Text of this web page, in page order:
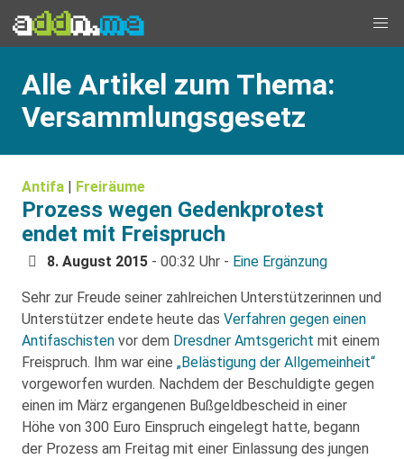
Alle Artikel zum Thema:
Versammlungsgesetz
Antifa | Freiräume
Prozess wegen Gedenkprotest
endet mit Freispruch
8. August 2015 - 00:32 Uhr - Eine Ergänzung
Sehr zur Freude seiner zahlreichen Unterstützerinnen und
Unterstützer endete heute das Verfahren gegen einen
Antifaschisten vor dem Dresdner Amtsgericht mit einem
Freispruch. Ihm war eine „Belästigung der Allgemeinheit“
vorgeworfen wurden. Nachdem der Beschuldigte gegen
einen im März ergangenen Bußgeldbescheid in einer
Höhe von 300 Euro Einspruch eingelegt hatte, begann
der Prozess am Freitag mit einer Einlassung des jungen